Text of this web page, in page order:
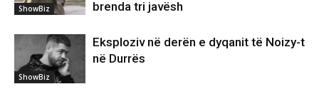
ShowBiz
brenda tri javësh
ShowBiz
Eksploziv në derën e dyqanit të Noizy-t
në Durrës